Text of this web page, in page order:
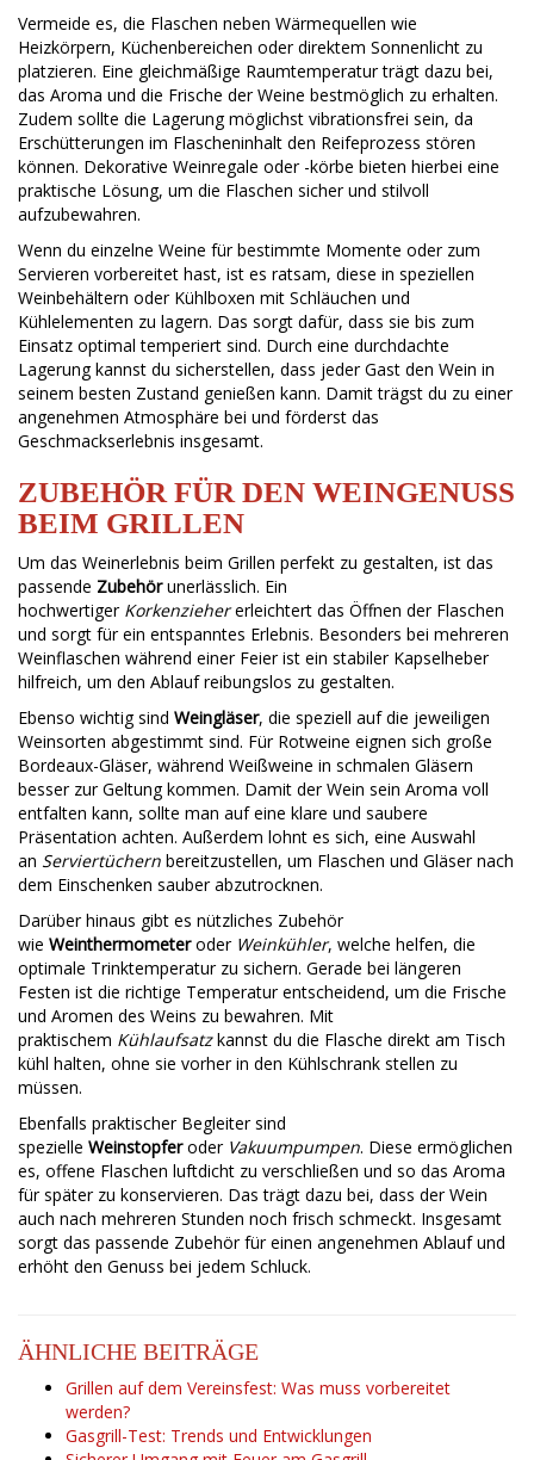
Vermeide es, die Flaschen neben Wärmequellen wie
Heizkörpern, Küchenbereichen oder direktem Sonnenlicht zu
platzieren. Eine gleichmäßige Raumtemperatur trägt dazu bei,
das Aroma und die Frische der Weine bestmöglich zu erhalten.
Zudem sollte die Lagerung möglichst vibrationsfrei sein, da
Erschütterungen im Flascheninhalt den Reifeprozess stören
können. Dekorative Weinregale oder -körbe bieten hierbei eine
praktische Lösung, um die Flaschen sicher und stilvoll
aufzubewahren.
Wenn du einzelne Weine für bestimmte Momente oder zum
Servieren vorbereitet hast, ist es ratsam, diese in speziellen
Weinbehältern oder Kühlboxen mit Schläuchen und
Kühlelementen zu lagern. Das sorgt dafür, dass sie bis zum
Einsatz optimal temperiert sind. Durch eine durchdachte
Lagerung kannst du sicherstellen, dass jeder Gast den Wein in
seinem besten Zustand genießen kann. Damit trägst du zu einer
angenehmen Atmosphäre bei und förderst das
Geschmackserlebnis insgesamt.
ZUBEHÖR FÜR DEN WEINGENUSS
BEIM GRILLEN
Um das Weinerlebnis beim Grillen perfekt zu gestalten, ist das
passende Zubehörunerlässlich. Ein
hochwertiger Korkenziehererleichtert das Öffnen der Flaschen
und sorgt für ein entspanntes Erlebnis. Besonders bei mehreren
Weinflaschen während einer Feier ist ein stabiler Kapselheber
hilfreich, um den Ablauf reibungslos zu gestalten.
Ebenso wichtig sind Weingläser, die speziell auf die jeweiligen
Weinsorten abgestimmt sind. Für Rotweine eignen sich große
Bordeaux-Gläser, während Weißweine in schmalen Gläsern
besser zur Geltung kommen. Damit der Wein sein Aroma voll
entfalten kann, sollte man auf eine klare und saubere
Präsentation achten. Außerdem lohnt es sich, eine Auswahl
an Serviertüchern bereitzustellen, um Flaschen und Gläser nach
dem Einschenken sauber abzutrocknen.
Darüber hinaus gibt es nützliches Zubehör
wie Weinthermometeroder Weinkühler, welche helfen, die
optimale Trinktemperatur zu sichern. Gerade bei längeren
Festen ist die richtige Temperatur entscheidend, um die Frische
und Aromen des Weins zu bewahren. Mit
praktischem Kühlaufsatzkannst du die Flasche direkt am Tisch
kühl halten, ohne sie vorher in den Kühlschrank stellen zu
müssen.
Ebenfalls praktischer Begleiter sind
spezielle Weinstopferoder Vakuumpumpen. Diese ermöglichen
es, offene Flaschen luftdicht zu verschließen und so das Aroma
für später zu konservieren. Das trägt dazu bei, dass der Wein
auch nach mehreren Stunden noch frisch schmeckt. Insgesamt
sorgt das passende Zubehör für einen angenehmen Ablauf und
erhöht den Genuss bei jedem Schluck.
ÄHNLICHE BEITRÄGE
Grillen auf dem Vereinsfest: Was muss vorbereitet
werden?
Gasgrill-Test: Trends und Entwicklungen